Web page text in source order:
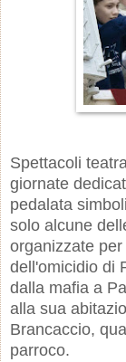
Spettacoli
giornate
pedalata
solo alcune
organizzate
dell'omicidio di
dalla mafia a
alla sua
Brancaccio,
parroco.